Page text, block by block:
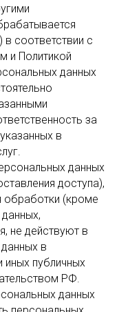
соответствии с
и Политикой
данных
за
в
данных
доступа),
обработки (кроме
не действуют в
в
иных публичных
РФ.
данных